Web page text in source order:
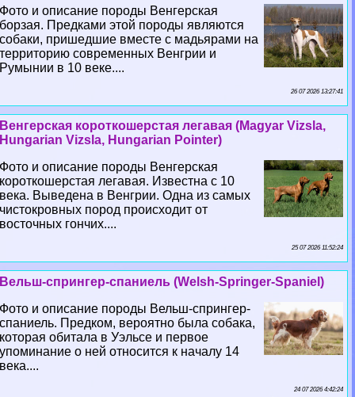
Фото и описание породы Венгерская
борзая. Предками этой породы являются
собаки, пришедшие вместе с мадьярами на
территорию современных Венгрии и
Румынии в 10 веке....
26 07 2026 13:27:41
Венгерская короткошерстая легавая (Magyar Vizsla,
Hungarian Vizsla, Hungarian Pointer)
Фото и описание породы Венгерская
короткошерстая легавая. Известна с 10
века. Выведена в Венгрии. Одна из самых
чистокровных пород происходит от
восточных гончих....
25 07 2026 11:52:24
Вельш-спрингер-спаниель (Welsh-Springer-Spaniel)
Фото и описание породы Вельш-спрингер-
спаниель. Предком, вероятно была собака,
которая обитала в Уэльсе и первое
упоминание о ней относится к началу 14
века....
24 07 2026 4:42:24